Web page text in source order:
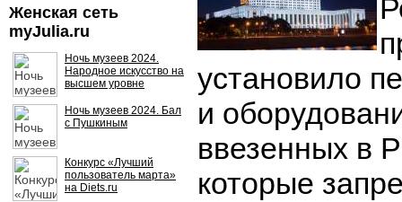
Женская сеть
myJulia.ru
Ночь музеев 2024.
Народное искусство на
высшем уровне
Ночь музеев 2024. Бал
с Пушкиным
Конкурс «Лучший
пользователь марта»
на Diets.ru
установило
и
ввезенных в
которые